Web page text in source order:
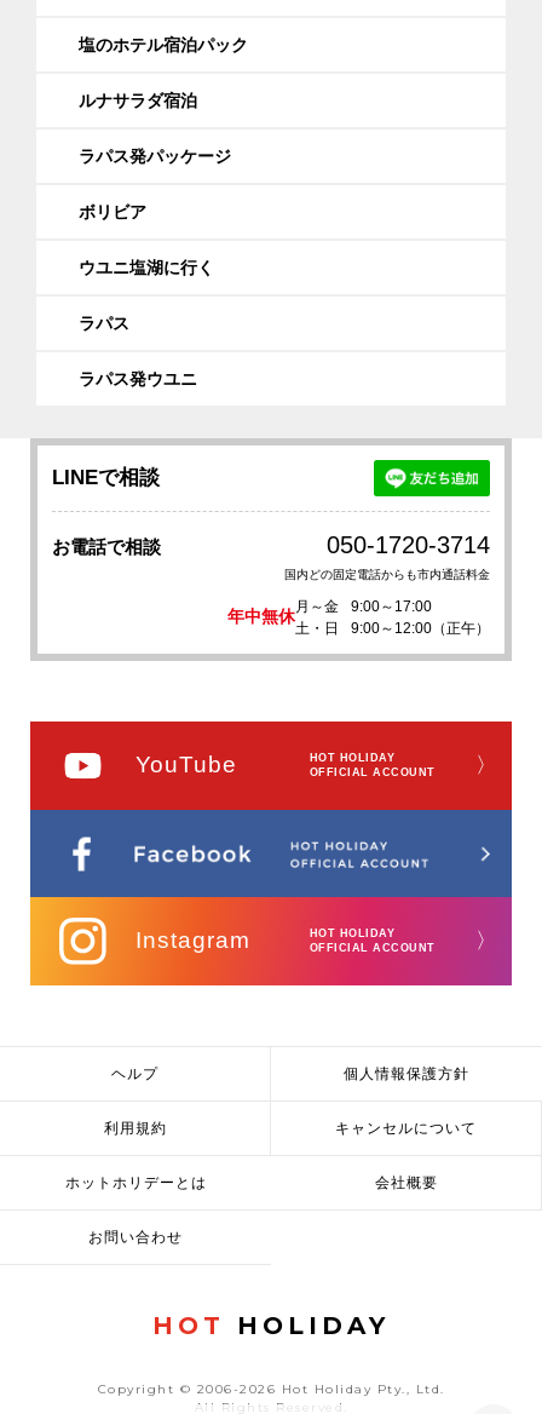
塩のホテル宿泊パック
ルナサラダ宿泊
ラパス発パッケージ
ボリビア
ウユニ塩湖に行く
ラパス
ラパス発ウユニ
LINEで相談
お電話で相談 050-1720-3714
国内どの固定電話からも市内通話料金
年中無休
月～金
9:00～17:00
土・日
9:00～12:00（正午）
YouTube
HOT HOLIDAY
OFFICIAL ACCOUNT
〉
Instagram
HOT HOLIDAY
OFFICIAL ACCOUNT
〉
ヘルプ 個人情報保護方針
利用規約 キャンセルについて
ホットホリデーとは 会社概要
お問い合わせ
HOT HOLIDAY
Copyright © 2006-2026 Hot Holiday Pty., Ltd.
All Rights Reserved.